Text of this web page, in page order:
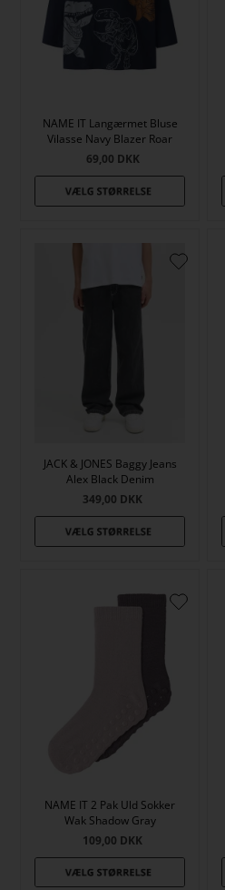
NAME IT Langærmet Bluse
Vilasse Navy Blazer Roar
69,00 DKK
JACK & JONES Baggy Jeans
Alex Black Denim
349,00 DKK
NAME IT 2 Pak Uld Sokker
Wak Shadow Gray
109,00 DKK